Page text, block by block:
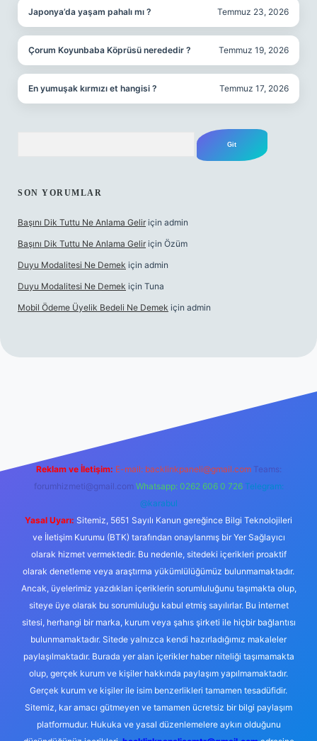
Japonya’da yaşam pahalı mı ? Temmuz 23, 2026
Çorum Koyunbaba Köprüsü nerededir ? Temmuz 19, 2026
En yumuşak kırmızı et hangisi ? Temmuz 17, 2026
SON YORUMLAR
Başını Dik Tuttu Ne Anlama Gelir için admin
Başını Dik Tuttu Ne Anlama Gelir için Özüm
Duyu Modalitesi Ne Demek için admin
Duyu Modalitesi Ne Demek için Tuna
Mobil Ödeme Üyelik Bedeli Ne Demek için admin
Reklam ve İletişim: E-mail: backlinkpaneli@gmail.com Teams:
forumhizmeti@gmail.com Whatsapp: 0262 606 0 726 Telegram:
@karabul
Yasal Uyarı: Sitemiz, 5651 Sayılı Kanun gereğince Bilgi Teknolojileri
ve İletişim Kurumu (BTK) tarafından onaylanmış bir Yer Sağlayıcı
olarak hizmet vermektedir. Bu nedenle, sitedeki içerikleri proaktif
olarak denetleme veya araştırma yükümlülüğümüz bulunmamaktadır.
Ancak, üyelerimiz yazdıkları içeriklerin sorumluluğunu taşımakta olup,
siteye üye olarak bu sorumluluğu kabul etmiş sayılırlar. Bu internet
sitesi, herhangi bir marka, kurum veya şahıs şirketi ile hiçbir bağlantısı
bulunmamaktadır. Sitede yalnızca kendi hazırladığımız makaleler
paylaşılmaktadır. Burada yer alan içerikler haber niteliği taşımamakta
olup, gerçek kurum ve kişiler hakkında paylaşım yapılmamaktadır.
Gerçek kurum ve kişiler ile isim benzerlikleri tamamen tesadüfidir.
Sitemiz, kar amacı gütmeyen ve tamamen ücretsiz bir bilgi paylaşım
platformudur. Hukuka ve yasal düzenlemelere aykırı olduğunu